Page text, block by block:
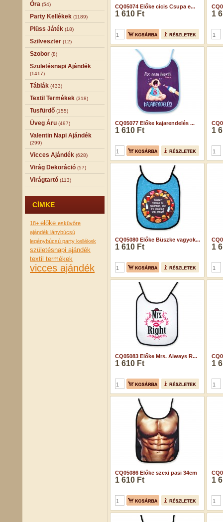
Óra (54)
Party Kellékek (1189)
Plüss Játék (18)
Szilveszter (12)
Szobor (8)
Születésnapi Ajándék
(1417)
Táblák (433)
Textil Termékek (318)
Tusfürdő (155)
Üveg Áru (497)
Valentin Napi Ajándék
(299)
Vicces Ajándék (628)
Virág Dekoráció (57)
Virágtartó (113)
CÍMKE
18+ előke esküvőre
ajándék lánybúcsú
legénybúcsú party kellékek
születésnapi ajándék
textil termékek
vicces ajándék
CQ05074 Előke cicis Csupa e...
1 610 Ft 1
CQ05077 Előke kajarendelés ...
1 610 Ft 1
CQ05080 Előke Büszke vagyok...
1 610 Ft 1
CQ05083 Előke Mrs. Always R...
1 610 Ft 1
CQ05086 Előke szexi pasi 34cm
1 610 Ft 1